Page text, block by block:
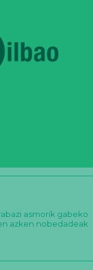
asmorik gabeko
azken nobedadeak